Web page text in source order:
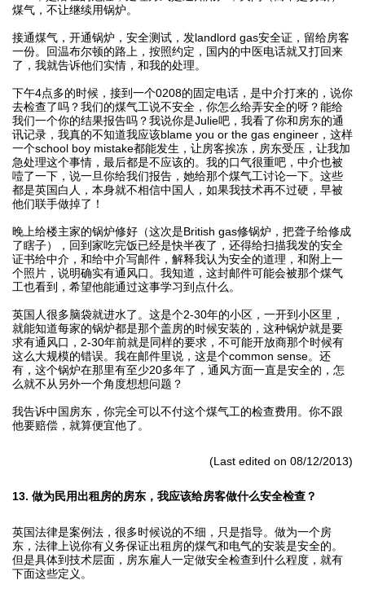
煤气，不让继续用锅炉。
接通煤气，开通锅炉，安全测试，发landlord gas安全证，留给房客
一份。回温布尔顿的路上，按照约定，国内的中医电话就又打回来
了，我就告诉他们实情，和我的处理。
下午4点多的时候，接到一个0208的固定电话，是中介打来的，说你
去检查了吗？我们的煤气工说不安全，你怎么给弄安全的呀？能给
我们一个你的结果报告吗？我说你是Julie吧，我看了你和房东的通
讯记录，我真的不知道我应该blame you or the gas engineer，这样
一个school boy mistake都能发生，让房客挨冻，房东受压，让我加
急处理这个事情，最后都是不应该的。我的口气很重吧，中介也被
噎了一下，说一旦你给我们报告，她给那个煤气工讨论一下。这些
都是英国白人，本身就不相信中国人，如果我技术再不过硬，早被
他们联手做掉了！
晚上给楼主家的锅炉修好（这次是British gas修锅炉，把聋子给修成
了瞎子），回到家吃完饭已经是快半夜了，还得给扫描我发的安全
证书给中介，和给中介写邮件，解释我认为安全的道理，和附上一
个照片，说明确实有通风口。我知道，这封邮件可能会被那个煤气
工也看到，希望他能通过这事学习到点什么。
英国人很多脑袋就进水了。这是个2-30年的小区，一开到小区里，
就能知道每家的锅炉都是那个盖房的时候安装的，这种锅炉就是要
求有通风口，2-30年前就是同样的要求，不可能开放商那个时候有
这么大规模的错误。我在邮件里说，这是个common sense。还
有，这个锅炉在那里有至少20多年了，通风方面一直是安全的，怎
么就不从另外一个角度想想问题？
我告诉中国房东，你完全可以不付这个煤气工的检查费用。你不跟
他要赔偿，就算便宜他了。
(Last edited on 08/12/2013)
13. 做为民用出租房的房东，我应该给房客做什么安全检查？
英国法律是案例法，很多时候说的不细，只是指导。做为一个房
东，法律上说你有义务保证出租房的煤气和电气的安装是安全的。
但是具体到技术层面，房东雇人一定做安全检查到什么程度，就有
下面这些定义。